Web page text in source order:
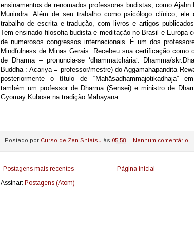
ensinamentos de renomados professores budistas, como Ajahn
Munindra. Além de seu trabalho como psicólogo clínico, ele
trabalho de escrita e tradução, com livros e artigos
Tem ensinado filosofia budista e meditação no Brasil e Europa
de numerosos congressos internacionais. É um dos
Mindfulness de Minas Gerais. Recebeu sua certificação como
de Dharma – pronuncia-se ‘dhammatchária‘: Dhamma/
Buddha : Acariya = professor/mestre) do Aggamahapandita
posteriormente o título de “Mahāsadhammajotikadhaja”
também um professor de Dharma (Sensei) e ministro de
Gyomay Kubose na tradição Mahāyāna.
Postado por Curso de Zen Shiatsu às 05:58 Nenhum comentário:
Postagens mais recentes
Página inicial
Assinar: Postagens (Atom)